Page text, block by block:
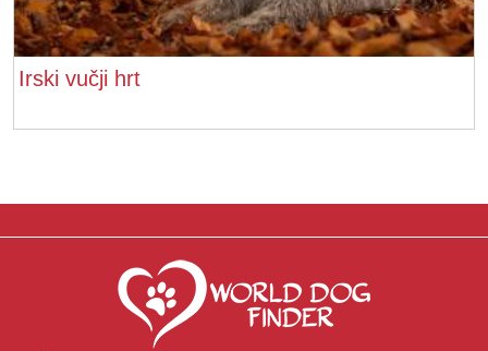
Irski vučji hrt